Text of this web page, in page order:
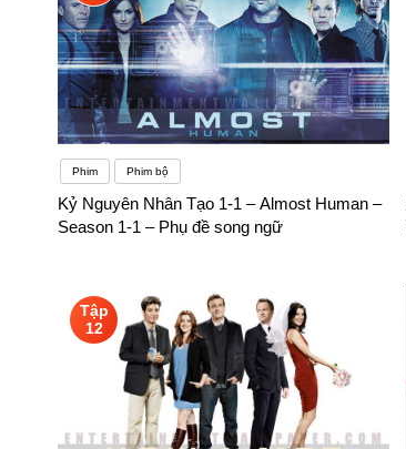
Phim Phim bộ
Kỷ Nguyên Nhân Tạo 1-1 – Almost Human –
Season 1-1 – Phụ đề song ngữ
Tập
12